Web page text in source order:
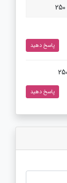
پاسخ دهید
پاسخ دهید